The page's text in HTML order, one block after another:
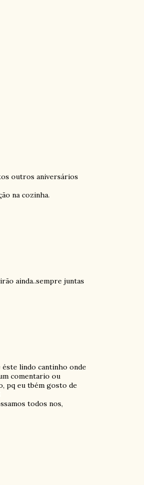
outros aniversários
na cozinha.
ainda..sempre juntas
lindo cantinho onde
comentario ou
pq eu tbém gosto de
todos nos,